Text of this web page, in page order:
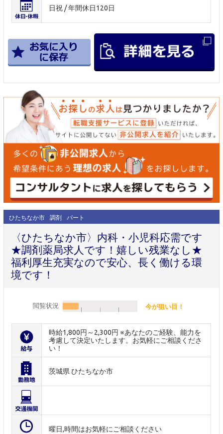
日祝 / 年間休日120日
ひたちなか市 調剤 パート
〈ひたちなか市〉内科・小児科応需です
★調剤薬局求人です！嬉しい残業なし★
福利厚生充実なので安心、長く働ける環
境です！
閲覧状況 今が狙い目！
時給1,800円～2,300円 ※あなたのご経験、能力を
考慮して決定いたします。お気軽にご相談くださ
い！
茨城県 ひたちなか市
曜日,時間はお気軽にご相談ください